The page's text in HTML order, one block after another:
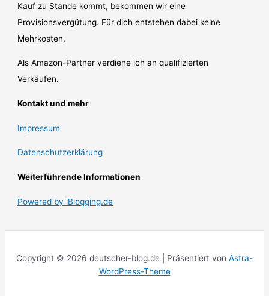
Kauf zu Stande kommt, bekommen wir eine
Provisionsvergütung. Für dich entstehen dabei keine
Mehrkosten.
Als Amazon-Partner verdiene ich an qualifizierten
Verkäufen.
Kontakt und mehr
Impressum
Datenschutzerklärung
Weiterführende Informationen
Powered by iBlogging.de
Copyright © 2026 deutscher-blog.de | Präsentiert von Astra-
WordPress-Theme